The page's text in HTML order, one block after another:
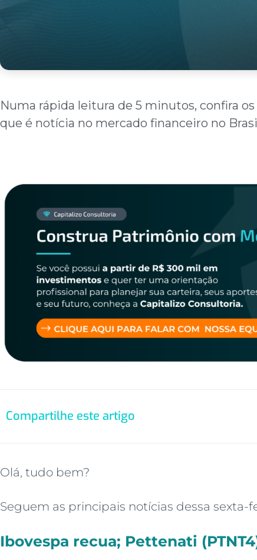
Numa rápida leitura de 5 minutos, confira
que é notícia no mercado financeiro no
Compartilhe este artigo
Olá, tudo bem?
Seguem as principais notícias dessa sexta-
Ibovespa recua; Pettenati